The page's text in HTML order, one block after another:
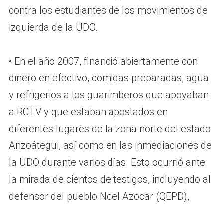
contra los estudiantes de los movimientos de
izquierda de la UDO.
• En el año 2007, financió abiertamente con
dinero en efectivo, comidas preparadas, agua
y refrigerios a los guarimberos que apoyaban
a RCTV y que estaban apostados en
diferentes lugares de la zona norte del estado
Anzoátegui, así como en las inmediaciones de
la UDO durante varios días. Esto ocurrió ante
la mirada de cientos de testigos, incluyendo al
defensor del pueblo Noel Azocar (QEPD),